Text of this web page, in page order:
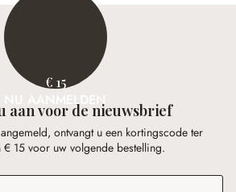
€ 15
NU AANMELDEN
aan voor de nieuwsbrief
ontvangt u een kortingscode ter
€ 15 voor uw volgende bestelling.